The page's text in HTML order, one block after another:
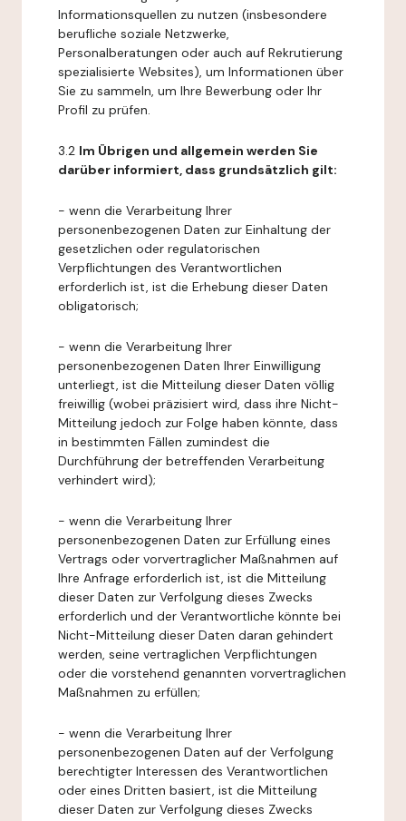
Informationsquellen zu nutzen (insbesondere
berufliche soziale Netzwerke,
Personalberatungen oder auch auf Rekrutierung
spezialisierte Websites), um Informationen über
Sie zu sammeln, um Ihre Bewerbung oder Ihr
Profil zu prüfen.
3.2 Im Übrigen und allgemein werden Sie
darüber informiert, dass grundsätzlich gilt:
- wenn die Verarbeitung Ihrer
personenbezogenen Daten zur Einhaltung der
gesetzlichen oder regulatorischen
Verpflichtungen des Verantwortlichen
erforderlich ist, ist die Erhebung dieser Daten
obligatorisch;
- wenn die Verarbeitung Ihrer
personenbezogenen Daten Ihrer Einwilligung
unterliegt, ist die Mitteilung dieser Daten völlig
freiwillig (wobei präzisiert wird, dass ihre Nicht-
Mitteilung jedoch zur Folge haben könnte, dass
in bestimmten Fällen zumindest die
Durchführung der betreffenden Verarbeitung
verhindert wird);
- wenn die Verarbeitung Ihrer
personenbezogenen Daten zur Erfüllung eines
Vertrags oder vorvertraglicher Maßnahmen auf
Ihre Anfrage erforderlich ist, ist die Mitteilung
dieser Daten zur Verfolgung dieses Zwecks
erforderlich und der Verantwortliche könnte bei
Nicht-Mitteilung dieser Daten daran gehindert
werden, seine vertraglichen Verpflichtungen
oder die vorstehend genannten vorvertraglichen
Maßnahmen zu erfüllen;
- wenn die Verarbeitung Ihrer
personenbezogenen Daten auf der Verfolgung
berechtigter Interessen des Verantwortlichen
oder eines Dritten basiert, ist die Mitteilung
dieser Daten zur Verfolgung dieses Zwecks